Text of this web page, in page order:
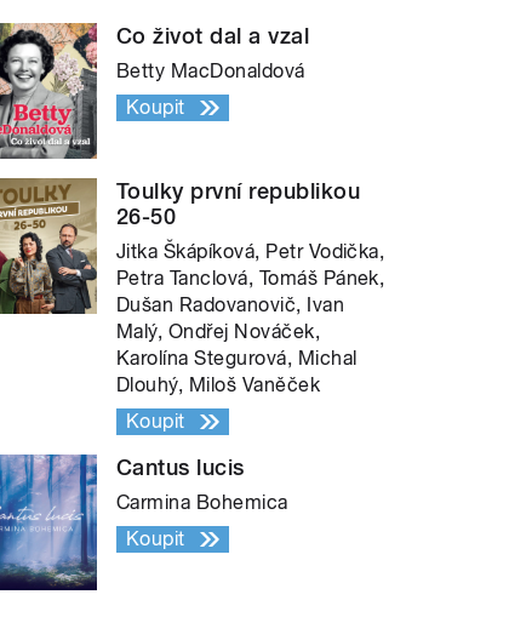
Co život dal a vzal
Betty MacDonaldová
Koupit
Toulky první republikou
26-50
Jitka Škápíková, Petr Vodička,
Petra Tanclová, Tomáš Pánek,
Dušan Radovanovič, Ivan
Malý, Ondřej Nováček,
Karolína Stegurová, Michal
Dlouhý, Miloš Vaněček
Koupit
Cantus lucis
Carmina Bohemica
Koupit